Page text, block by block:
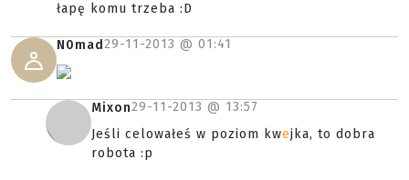
łapę komu trzeba :D
N0mad29-11-2013 @ 01:41
Mixon29-11-2013 @ 13:57
Jeśli celowałeś w poziom kwejka, to dobra
robota :p